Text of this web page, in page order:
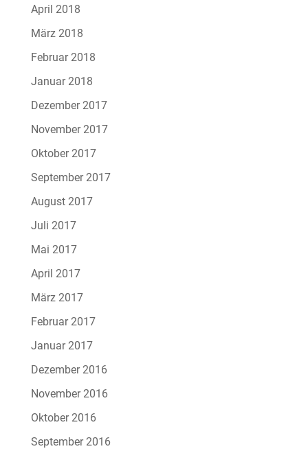
April 2018
März 2018
Februar 2018
Januar 2018
Dezember 2017
November 2017
Oktober 2017
September 2017
August 2017
Juli 2017
Mai 2017
April 2017
März 2017
Februar 2017
Januar 2017
Dezember 2016
November 2016
Oktober 2016
September 2016